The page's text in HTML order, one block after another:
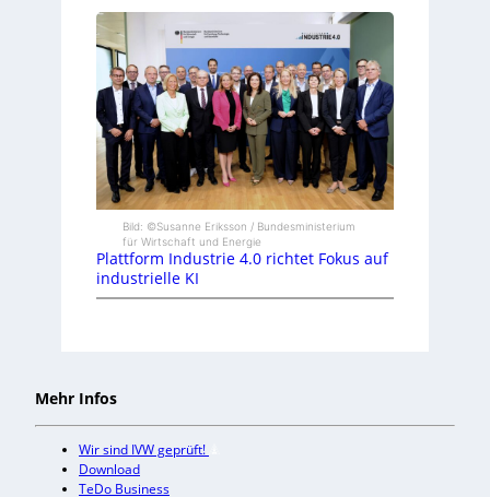
Bild: ©Susanne Eriksson / Bundesministerium
für Wirtschaft und Energie
Plattform Industrie 4.0 richtet Fokus auf
industrielle KI
Mehr Infos
Wir sind IVW geprüft!
Download
TeDo Business